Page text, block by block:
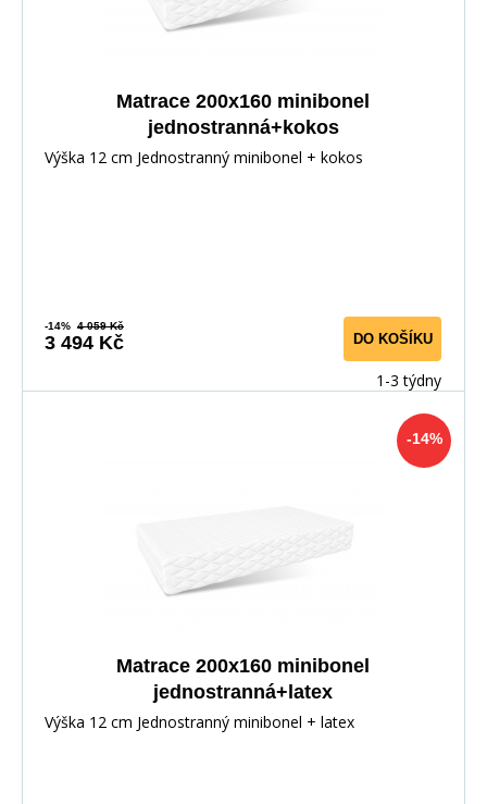
Matrace 200x160 minibonel
jednostranná+kokos
Výška 12 cm Jednostranný minibonel + kokos
-14% 4 059 Kč
3 494 Kč DO KOŠÍKU
1-3 týdny
-14%
Matrace 200x160 minibonel
jednostranná+latex
Výška 12 cm Jednostranný minibonel + latex